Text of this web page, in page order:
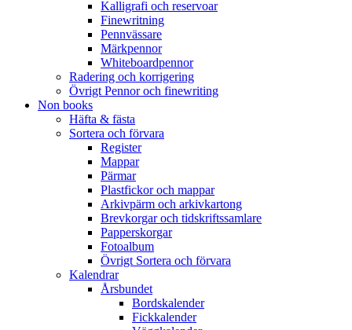
Kalligrafi och reservoar
Finewritning
Pennvässare
Märkpennor
Whiteboardpennor
Radering och korrigering
Övrigt Pennor och finewriting
Non books
Häfta & fästa
Sortera och förvara
Register
Mappar
Pärmar
Plastfickor och mappar
Arkivpärm och arkivkartong
Brevkorgar och tidskriftssamlare
Papperskorgar
Fotoalbum
Övrigt Sortera och förvara
Kalendrar
Årsbundet
Bordskalender
Fickkalender